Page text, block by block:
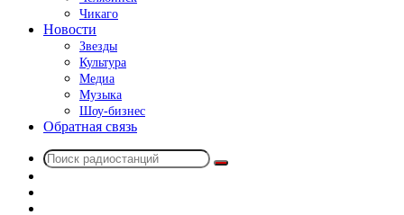
Чикаго
Новости
Звезды
Культура
Медиа
Музыка
Шоу-бизнес
Обратная связь
Поиск